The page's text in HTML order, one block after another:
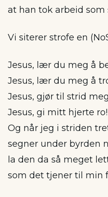
at han tok arbeid som
Vi siterer strofe en
Jesus, lær du meg å
Jesus, lær du meg å
Jesus, gjør til strid
Jesus, gi mitt hjerte ro!
Og når jeg i striden
segner under byrden
la den da så meget
som det tjener til min